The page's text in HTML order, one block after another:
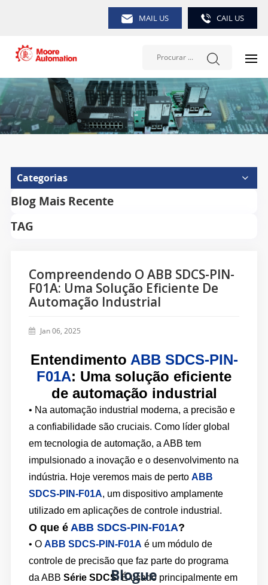
MAIL US CAIL US
Blogue
Categorias
Blog Mais Recente
TAG
Compreendendo O ABB SDCS-PIN-
F01A: Uma Solução Eficiente De
Automação Industrial
Jan 06, 2025
Entendimento ABB SDCS-PIN-
F01A: Uma solução eficiente
de automação industrial
• Na automação industrial moderna, a precisão e
a confiabilidade são cruciais. Como líder global
em tecnologia de automação, a ABB tem
impulsionado a inovação e o desenvolvimento na
indústria. Hoje veremos mais de perto ABB
SDCS-PIN-F01A, um dispositivo amplamente
utilizado em aplicações de controle industrial.
O que é ABB SDCS-PIN-F01A?
• O ABB SDCS-PIN-F01A é um módulo de
controle de precisão que faz parte do programa
da ABB Série SDCS. É usado principalmente em